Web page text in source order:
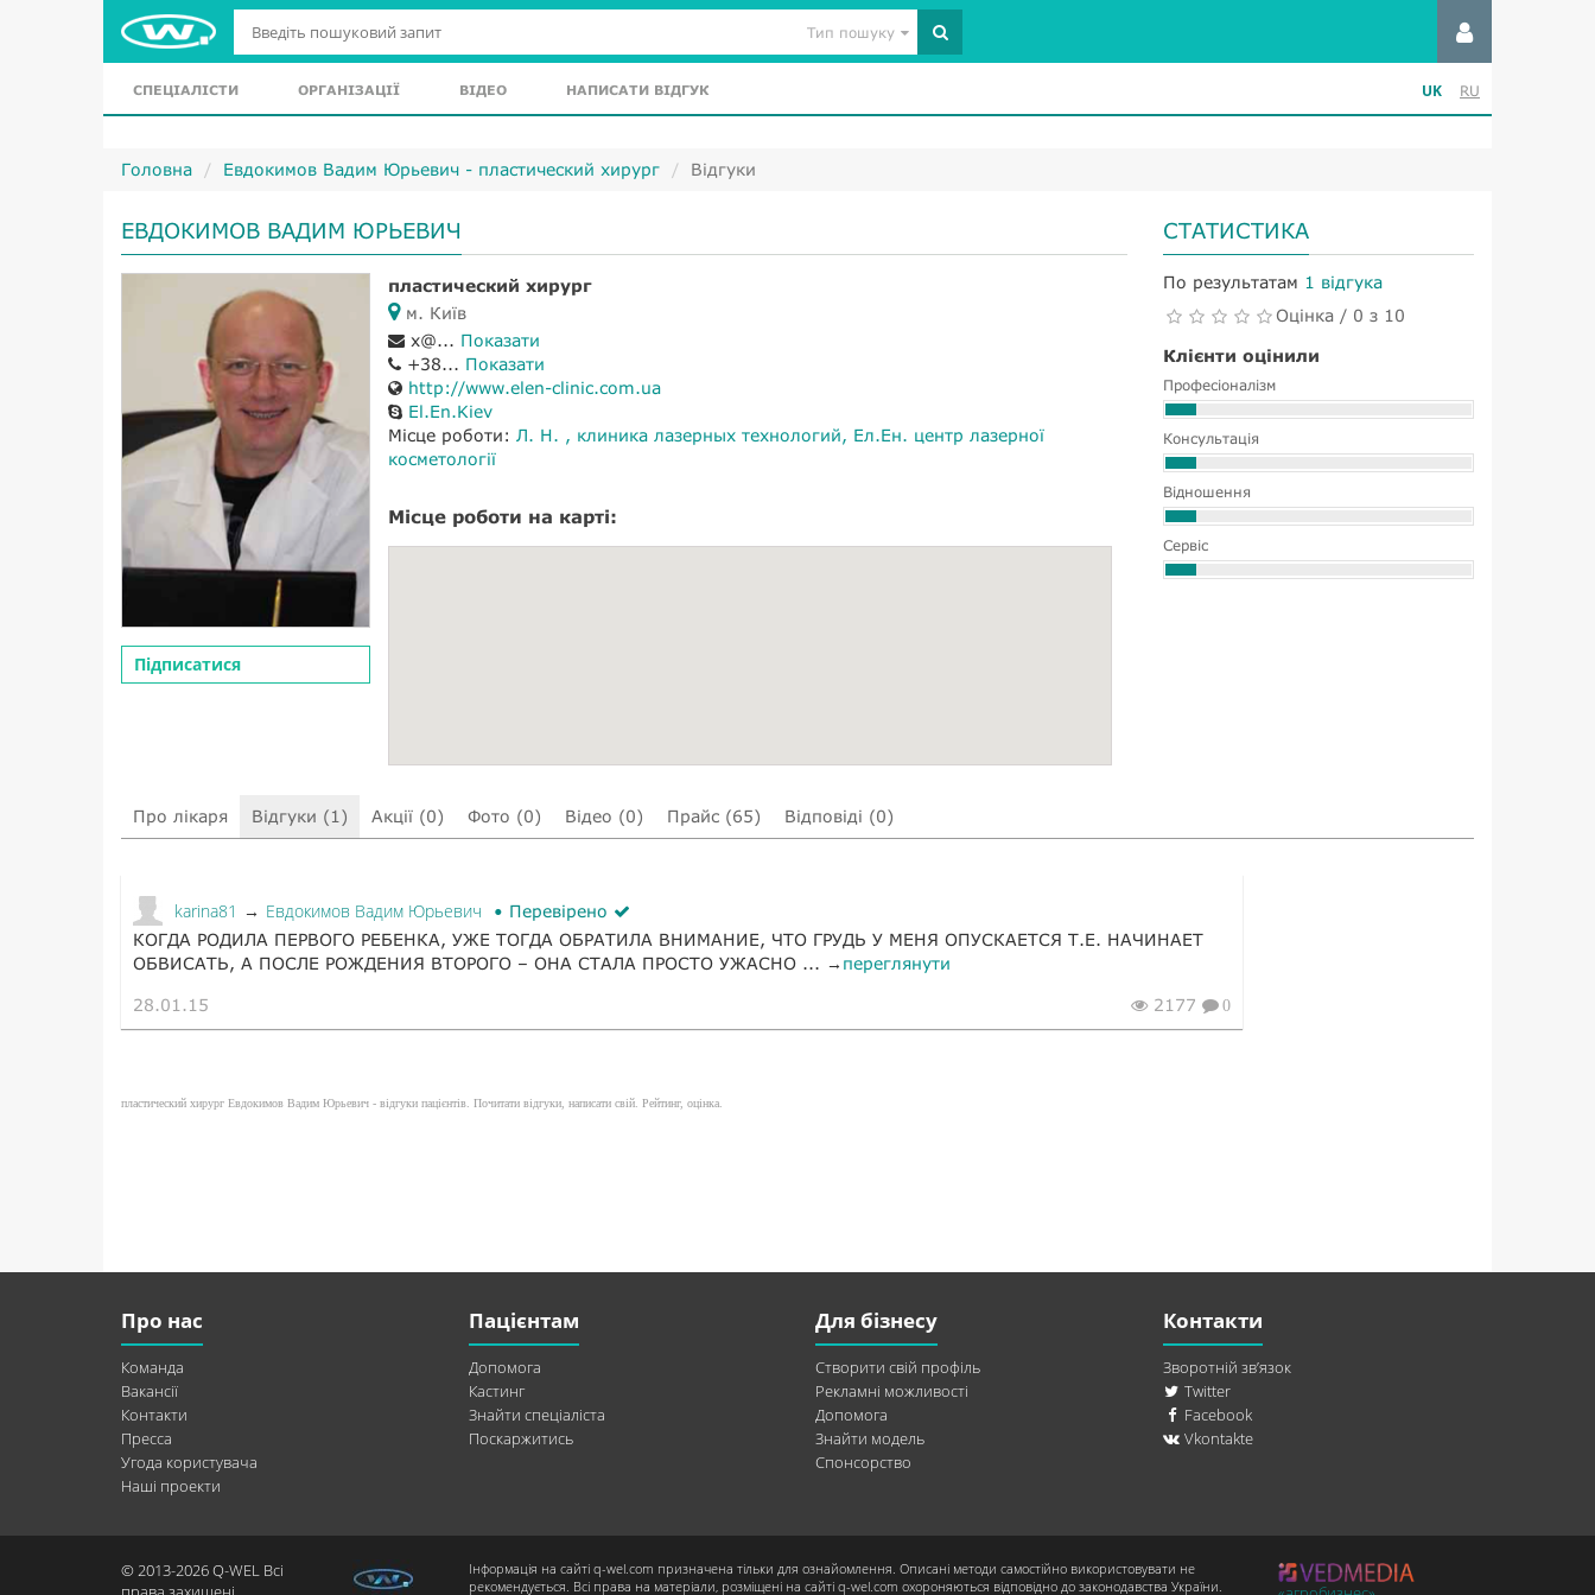
Тип пошуку
СПЕЦІАЛІСТИ ОРГАНІЗАЦІЇ ВІДЕО НАПИСАТИ ВІДГУК UK RU
Головна Евдокимов Вадим Юрьевич - пластический хирург Відгуки
ЕВДОКИМОВ ВАДИМ ЮРЬЕВИЧ
Підписатися
пластический хирург
м. Київ
x@... Показати
+38... Показати
http://www.elen-clinic.com.ua
El.En.Kiev
Місце роботи: Л. Н. , клиника лазерных технологий
Ел.Ен. центр лазерної
косметології
Місце роботи на карті:
СТАТИСТИКА
По результатам 1 відгука
Оцінка / 0 з 10
Клієнти оцінили
Професіоналізм
Консультація
Відношення
Сервіс
Про лікаря Відгуки (1) Акції (0) Фото (0) Відео (0) Прайс (65) Відповіді (0)
karina81 → Евдокимов Вадим Юрьевич
Перевірено
КОГДА РОДИЛА ПЕРВОГО РЕБЕНКА, УЖЕ ТОГДА ОБРАТИЛА ВНИМАНИЕ, ЧТО ГРУДЬ У МЕНЯ ОПУСКАЕТСЯ Т.Е. НАЧИНАЕТ
ОБВИСАТЬ, А ПОСЛЕ РОЖДЕНИЯ ВТОРОГО – ОНА СТАЛА ПРОСТО УЖАСНО ... → переглянути
28.01.15 2177 0
пластический хирург Евдокимов Вадим Юрьевич - відгуки пацієнтів. Почитати відгуки, написати свій. Рейтинг, оцінка.
Про нас
Команда
Вакансії
Контакти
Пресса
Угода користувача
Наші проекти
Пацієнтам
Допомога
Кастинг
Знайти спеціаліста
Поскаржитись
Для бізнесу
Створити свій профіль
Рекламні можливості
Допомога
Знайти модель
Спонсорство
Контакти
Зворотній зв’язок
Twitter
Facebook
Vkontakte
© 2013-2026 Q-WEL Всі
Інформація на сайті q-wel.com призначена тільки для ознайомлення. Описані методи самостійно використовувати не
рекомендується. Всі права на матеріали, розміщені на сайті q-wel.com охороняються відповідно до законодавства України.